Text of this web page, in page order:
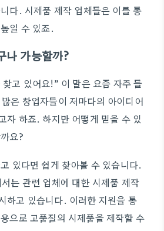
다. 시제품 제작 업체들은 이를 통
일 수 있죠.
나 가능할까?
고 있어요!” 이 말은 요즘 자주 들
은 창업자들이 저마다의 아이디어
자 하죠. 하지만 어떻게 믿을 수 있
요?
있다면 쉽게 찾아볼 수 있습니다.
는 관련 업체에 대한 시제품 제작
하고 있습니다. 이러한 지원을 통
으로 고품질의 시제품을 제작할 수